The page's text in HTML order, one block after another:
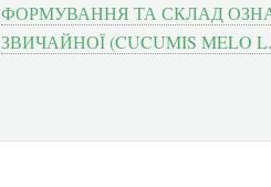
ФОРМУВАННЯ ТА СКЛАД
ЗВИЧАЙНОЇ (CUCUMIS MELO